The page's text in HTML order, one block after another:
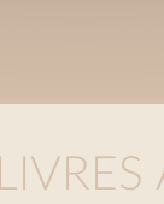
LIVRES